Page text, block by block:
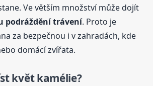
Ve větším množství může dojít
podráždění trávení. Proto je
za bezpečnou i v zahradách, kde
domácí zvířata.
květ kamélie?